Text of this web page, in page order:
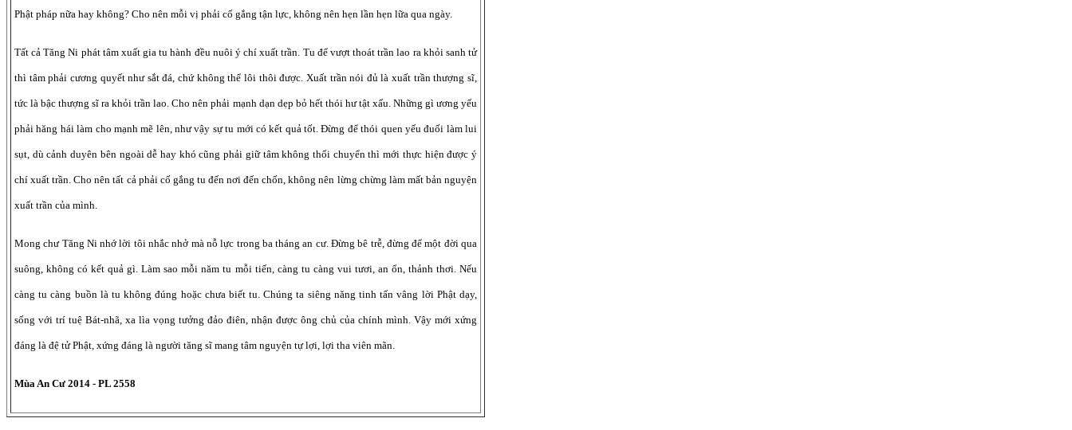
Phật pháp nữa hay không? Cho nên mỗi vị phải cố gắng tận lực, không nên hẹn lần hẹn lữa qua ngày.
Tất cả Tăng Ni phát tâm xuất gia tu hành đều nuôi ý chí xuất trần. Tu để vượt thoát trần lao ra khỏi sanh tử
thì tâm phải cương quyết như sắt đá, chứ không thể lôi thôi được. Xuất trần nói đủ là xuất trần thượng sĩ,
tức là bậc thượng sĩ ra khỏi trần lao. Cho nên phải mạnh dạn dẹp bỏ hết thói hư tật xấu. Những gì ương yếu
phải hăng hái làm cho mạnh mẽ lên, như vậy sự tu mới có kết quả tốt. Đừng để thói quen yếu đuối làm lui
sụt, dù cảnh duyên bên ngoài dễ hay khó cũng phải giữ tâm không thối chuyển thì mới thực hiện được ý
chí xuất trần. Cho nên tất cả phải cố gắng tu đến nơi đến chốn, không nên lừng chừng làm mất bản nguyện
xuất trần của mình.
Mong chư Tăng Ni nhớ lời tôi nhắc nhở mà nỗ lực trong ba tháng an cư. Đừng bê trễ, đừng để một đời qua
suông, không có kết quả gì. Làm sao mỗi năm tu mỗi tiến, càng tu càng vui tươi, an ổn, thảnh thơi. Nếu
càng tu càng buồn là tu không đúng hoặc chưa biết tu. Chúng ta siêng năng tinh tấn vâng lời Phật dạy,
sống với trí tuệ Bát-nhã, xa lìa vọng tưởng đảo điên, nhận được ông chủ của chính mình. Vậy mới xứng
đáng là đệ tử Phật, xứng đáng là người tăng sĩ mang tâm nguyện tự lợi, lợi tha viên mãn.
Mùa An Cư 2014 - PL 2558